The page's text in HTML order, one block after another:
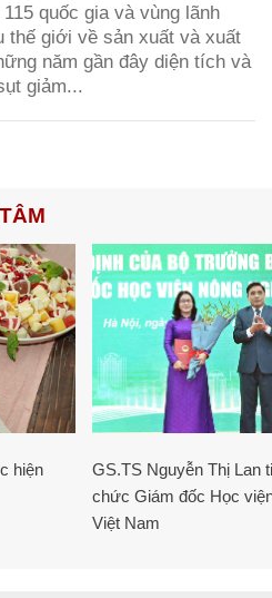
quốc gia và vùng lãnh
thế giới về sản xuất và xuất
năm gần đây diện tích và
giảm...
hiện
GS.TS Nguyễn Thị Lan
chức Giám đốc Học
Việt Nam